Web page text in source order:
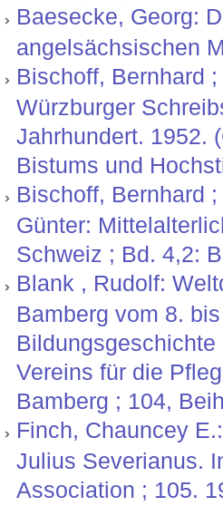
Baesecke, Georg:
angelsächsischen
Bischoff, Bernhard
Würzburger
Jahrhundert. 1952.
Bistums und
Bischoff, Bernhard
Günter:
Schweiz ; Bd. 4,2:
Blank , Rudolf:
Bamberg vom 8.
Vereins für die
Bamberg ; 104,
Finch, Chauncey
Julius Severianus.
Association ; 105.